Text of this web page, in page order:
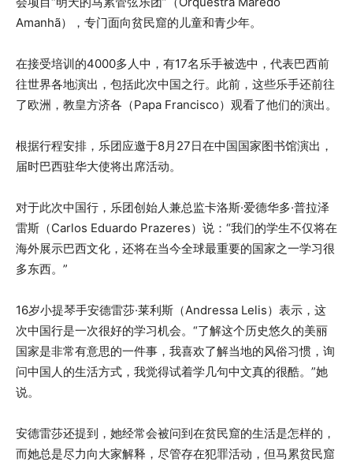
Amanhã），专门面向贫民窟的儿童和青少年。
在接受培训的4000多人中，有17名乐手被选中，代表巴西前
往世界各地演出，包括此次中国之行。此前，这些乐手还前往
了欧洲，教皇方济各（Papa Francisco）观看了他们的演出。
根据行程安排，乐团应邀于8月27日在中国国家图书馆演出，
届时巴西驻华大使将出席活动。
对于此次中国行，乐团创始人兼总监卡洛斯·爱德华多·普拉泽
雷斯（Carlos Eduardo Prazeres）说：“我们的学生不仅将在
海外展示巴西文化，还将在当今全球最重要的国家之一学习很
多东西。”
16岁小提琴手安德雷莎·莱利斯（Andressa Lelis）表示，这
次中国行是一次很好的学习机会。“了解这个历史悠久的美丽
国家是非常有意思的一件事，我喜欢了解当地的风俗习惯，询
问中国人的生活方式，我觉得试着学几句中文真的很酷。”她
说。
安德雷莎还提到，她经常会被问到在贫民窟的生活是怎样的，
而她总是尽力向大家解释，尽管存在犯罪活动，但马累贫民窟